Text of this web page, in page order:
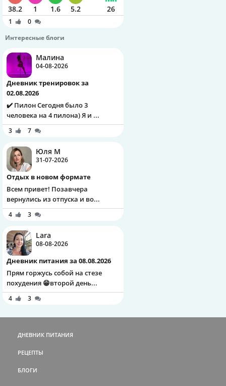
38.2 1 1.6 5.2 26
1
0
Интересные блоги
Малина
04-08-2026
Дневник тренировок за
02.08.2026
✔️ Пилон Сегодня было 3
человека на 4 пилона) Я и ...
3 7
Юля М
31-07-2026
Отдых в новом формате
Всем привет! Позавчера
вернулись из отпуска и во...
4 3
Lara
08-08-2026
Дневник питания за 08.08.2026
Прям горжусь собой на стезе
похудения 😁второй день...
4 3
ДНЕВНИК ПИТАНИЯ
РЕЦЕПТЫ
БЛОГИ